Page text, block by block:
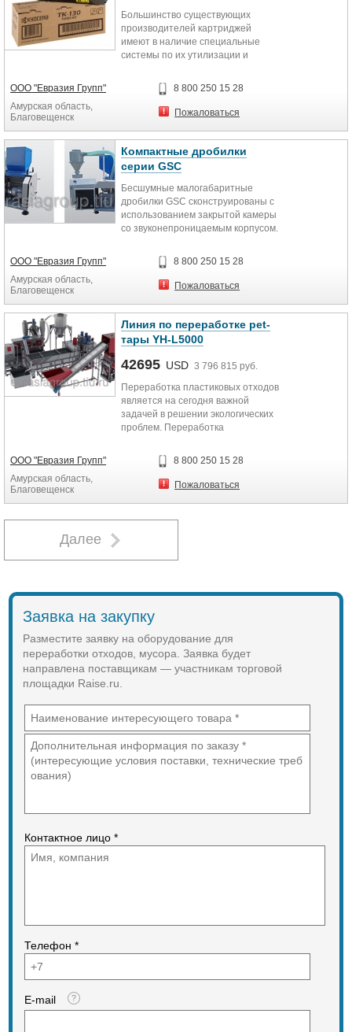
собираемых шин (20%)
используется как топливо.
Большинство существующих
производителей картриджей
имеют в наличие специальные
системы по их утилизации и
сырья отработавшие картриджи по
стоимости эквивалентной
стоимости упаковки и пересылке. В
реализатор предоставляет
специальную упаковку для
хранения и пересылки
использованных картриджей.
ООО "Евразия Групп"
Амурская область,
Благовещенск
8 800 250 15 28
Пожаловаться
Компактные дробилки
серии GSC
Бесшумные малогабаритные
дробилки GSC сконструированы с
использованием закрытой камеры
со звуконепроницаемым корпусом.
чрезвычайно бесшумная работа
устройства. Придавая дробилке
отличные качества по
доступа к рабочей камере при
проведении замены ножей ротора
и статора, обслуживании или
замене сита. Звукопоглощающий
машинах, был создан на основе
новейших технологических
разработок.
ООО "Евразия Групп"
Амурская область,
Благовещенск
8 800 250 15 28
Пожаловаться
Линия по переработке pet-
тары YH-L5000
42695 USD 3 796 815 руб.
Переработка пластиковых отходов
является на сегодня важной
задачей в решении экологических
проблем. Переработка
частично уменьшить нагрузку на
мусорные свалки: ведь сегодня
значительная часть отходов (1/3),
разложения 1-ой пластиковой
ООО "Евразия Групп"
Амурская область,
Благовещенск
8 800 250 15 28
Пожаловаться
Далее
Заявка на закупку
Разместите заявку на оборудование для
переработки отходов, мусора. Заявка будет
направлена поставщикам — участникам торговой
площадки Raise.ru.
Контактное лицо *
Телефон *
E-mail